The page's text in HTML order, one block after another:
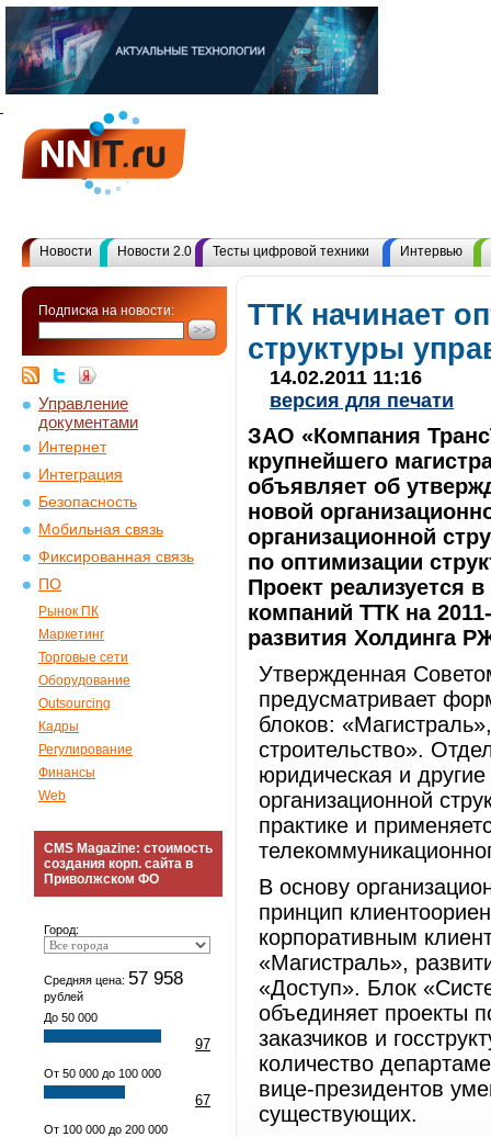
Новости Новости 2.0 Тесты цифровой техники Интервью
Подписка на новости:
Управление
документами
Интернет
Интеграция
Безопасность
Мобильная связь
Фиксированная связь
ПО
Рынок ПК
Маркетинг
Торговые сети
Оборудование
Outsourcing
Кадры
Регулирование
Финансы
Web
CMS Magazine: стоимость
создания корп. сайта в
Приволжском ФО
Город:
Средняя цена: 57 958
рублей
До 50 000
97
От 50 000 до 100 000
67
От 100 000 до 200 000
ТТК начинает
структуры
14.02.2011 11:16
версия для печати
ЗАО «Компания
крупнейшего
объявляет об
новой
организационной
по оптимизации
Проект реализуется
компаний ТТК на
развития Холдинга
Утвержденная
предусматривает
блоков:
строительство».
юридическая и
организационной
практике и
В основу
принцип
корпоративным
«Магистраль»,
«Доступ». Блок
объединяет проекты
заказчиков и
количество
вице-президентов
существующих.